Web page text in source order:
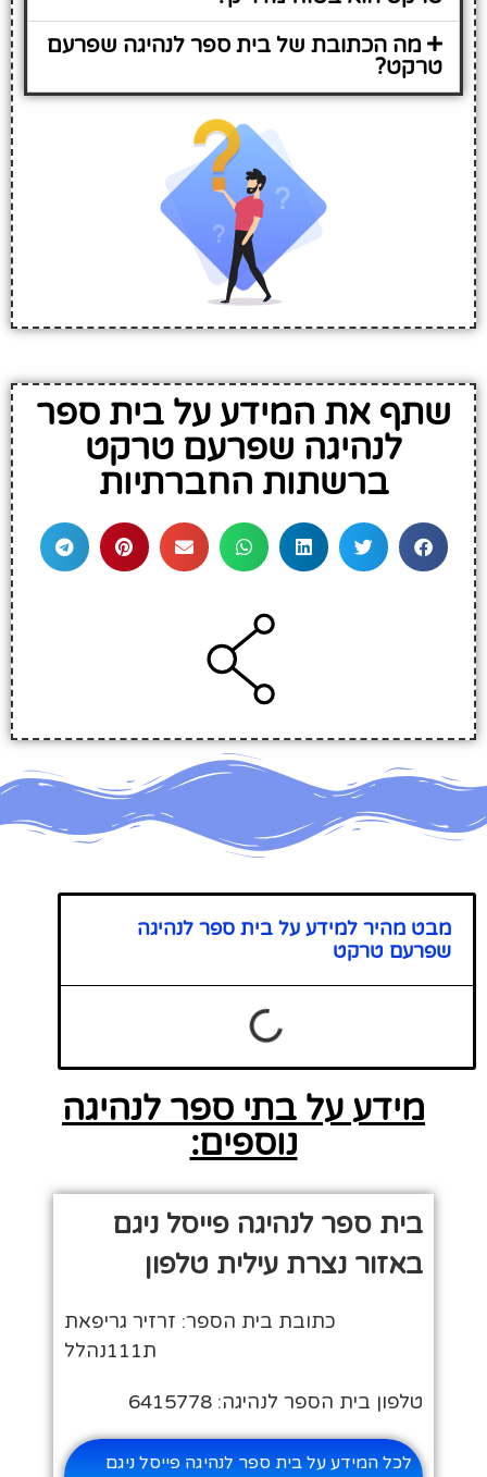
מה הכתובת של בית ספר לנהיגה שפרעם
טרקט?
שתף את המידע על בית ספר
לנהיגה שפרעם טרקט
ברשתות החברתיות
מבט מהיר למידע על בית ספר לנהיגה
שפרעם טרקט
מידע על בתי ספר לנהיגה
נוספים:
בית ספר לנהיגה פייסל ניגם
באזור נצרת עילית טלפון
כתובת בית הספר: זרזיר גריפאת
ת111נהלל
טלפון בית הספר לנהיגה: 6415778
לכל המידע על בית ספר לנהיגה פייסל ניגם